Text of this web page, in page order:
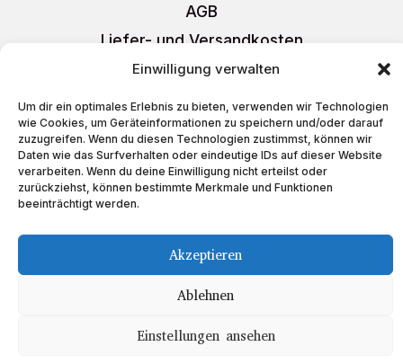
Einwilligung verwalten
Um dir ein optimales Erlebnis zu bieten, verwenden wir Technologien
wie Cookies, um Geräteinformationen zu speichern und/oder darauf
zuzugreifen. Wenn du diesen Technologien zustimmst, können wir
Daten wie das Surfverhalten oder eindeutige IDs auf dieser Website
verarbeiten. Wenn du deine Einwilligung nicht erteilst oder
zurückziehst, können bestimmte Merkmale und Funktionen
beeinträchtigt werden.
Akzeptieren
Ablehnen
Einstellungen ansehen
AGB
Liefer- und Versandkosten
Cookie-Richtlinie (EU)
Schreiben Sie uns
auf